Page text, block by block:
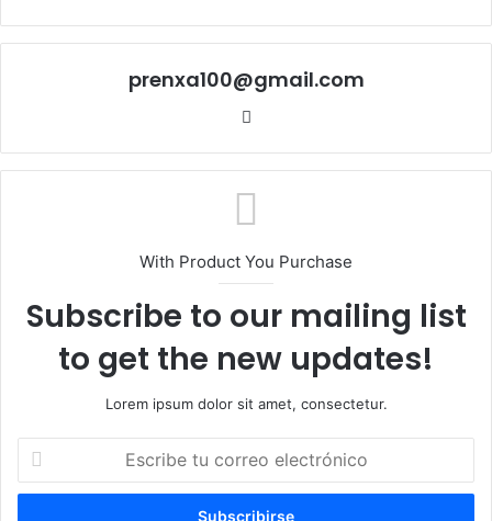
prenxa100@gmail.com
With Product You Purchase
Subscribe to our mailing list
to get the new updates!
Lorem ipsum dolor sit amet, consectetur.
correo